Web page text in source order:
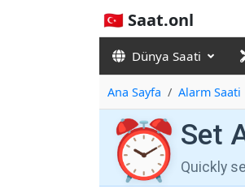
🇹🇷 Saat.onl
Dünya Saati
Ana Sayfa Alarm Saati
⏰ Set
Quickly